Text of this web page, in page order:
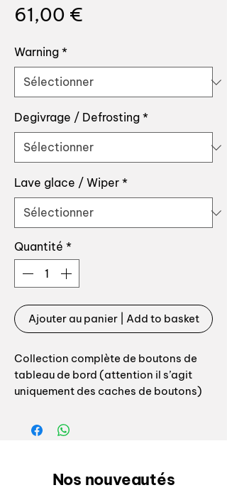
61,00 €
Warning *
Degivrage / Defrosting *
Lave glace / Wiper *
Quantité *
Ajouter au panier | Add to basket
Collection complète de boutons de
tableau de bord (attention il s’agit
uniquement des caches de boutons)
votre tableau de bord!
Le kit est composé de (les 4 boutons
montés d’origine comme l’ordre ci-
dessous):Nos nouveautés